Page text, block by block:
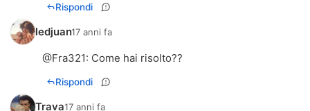
Rispondi
ledjuan17 anni fa
@Fra321: Come hai risolto??
Rispondi
Trava17 anni fa